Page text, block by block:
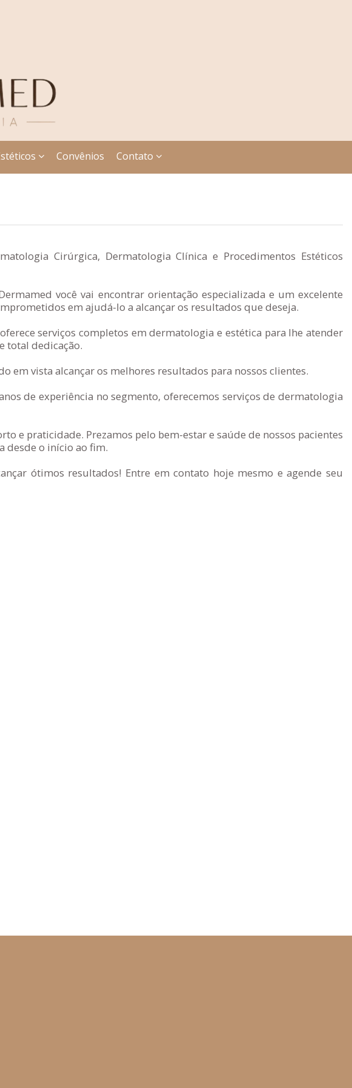
Convênios Contato
Cirúrgica, Dermatologia Clínica e Procedimentos Estéticos
você vai encontrar orientação especializada e um excelente
em ajudá-lo a alcançar os resultados que deseja.
serviços completos em dermatologia e estética para lhe atender
total dedicação.
em vista alcançar os melhores resultados para nossos clientes.
de experiência no segmento, oferecemos serviços de dermatologia
e praticidade. Prezamos pelo bem-estar e saúde de nossos pacientes
desde o início ao fim.
ótimos resultados! Entre em contato hoje mesmo e agende seu